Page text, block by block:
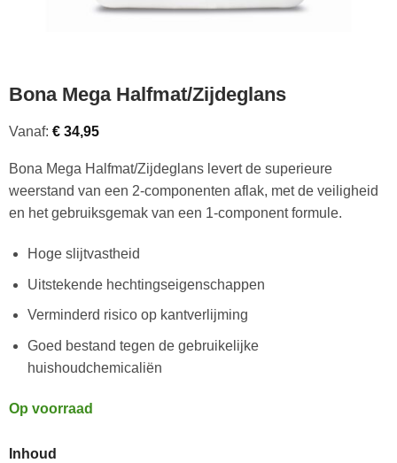
Bona Mega Halfmat/Zijdeglans
Vanaf: €34,95
Bona Mega Halfmat/Zijdeglans levert de superieure
weerstand van een 2-componenten aflak, met de veiligheid
en het gebruiksgemak van een 1-component formule.
Hoge slijtvastheid
Uitstekende hechtingseigenschappen
Verminderd risico op kantverlijming
Goed bestand tegen de gebruikelijke
huishoudchemicaliën
Op voorraad
Inhoud